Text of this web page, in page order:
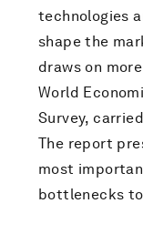
technologies
shape the
draws on
World
Survey,
The report
most
bottlenecks